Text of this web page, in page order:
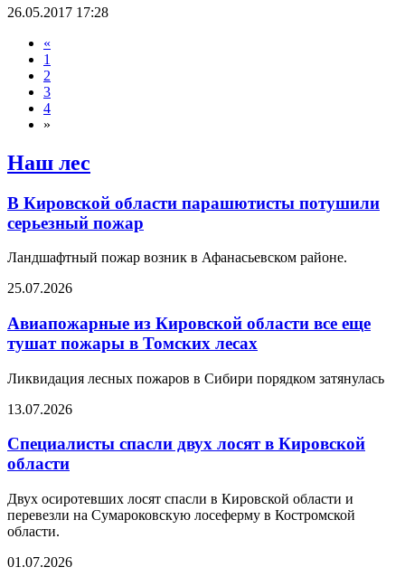
26.05.2017 17:28
«
1
2
3
4
»
Наш лес
В Кировской области парашютисты потушили
серьезный пожар
Ландшафтный пожар возник в Афанасьевском районе.
25.07.2026
Авиапожарные из Кировской области все еще
тушат пожары в Томских лесах
Ликвидация лесных пожаров в Сибири порядком затянулась
13.07.2026
Специалисты спасли двух лосят в Кировской
области
Двух осиротевших лосят спасли в Кировской области и
перевезли на Сумароковскую лосеферму в Костромской
области.
01.07.2026